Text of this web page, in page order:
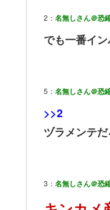
2： 名無しさん＠恐
でも一番イ
5： 名無しさん＠恐
>>2
ヅラメンテだ
3： 名無しさん＠恐